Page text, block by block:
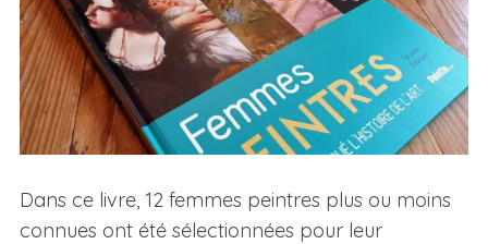
Dans ce livre, 12 femmes peintres plus ou moins
connues ont été sélectionnées pour leur